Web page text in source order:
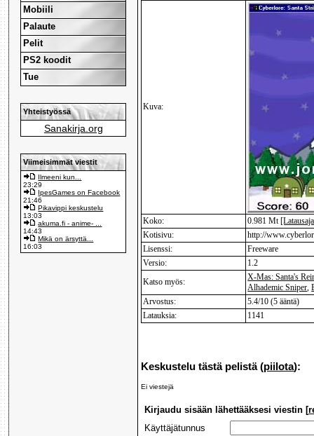
Mobiili
Palaute
Pelit
PS2 koodit
Tue
Yhteistyössä
Sanakirja.org
Viimeisimmät viestit
Ilmeeni kun...
23:29
IpesGames on Facebook
21:46
Pikavippi keskustelu
13:03
akuma.fi - anime- ...
14:43
Mikä on ärsyttä...
16:03
Kuva:
Koko: 0.981 Mt
Kotisivu:
http://
Lisenssi:
Freeware
Versio:
1.2
Katso myös:
X-Mas: Santa's
Alhademic Sniper,
Arvostus:
5.4/10 (5 ääntä)
Latauksia:
1141
Keskustelu tästä pelistä (piilota):
Ei viestejä
Kirjaudu sisään lähettääksesi viestin [
Käyttäjätunnus